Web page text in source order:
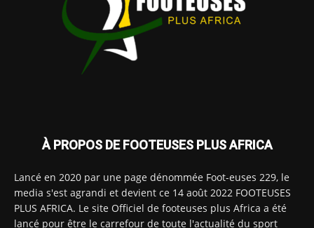
À PROPOS DE FOOTEUSES PLUS AFRICA
Lancé en 2020 par une page dénommée Foot-euses 229, le
media s'est agrandi et devient ce 14 août 2022 FOOTEUSES
PLUS AFRICA. Le site Officiel de footeuses plus Africa a été
lancé pour être le carrefour de toute l'actualité du sport